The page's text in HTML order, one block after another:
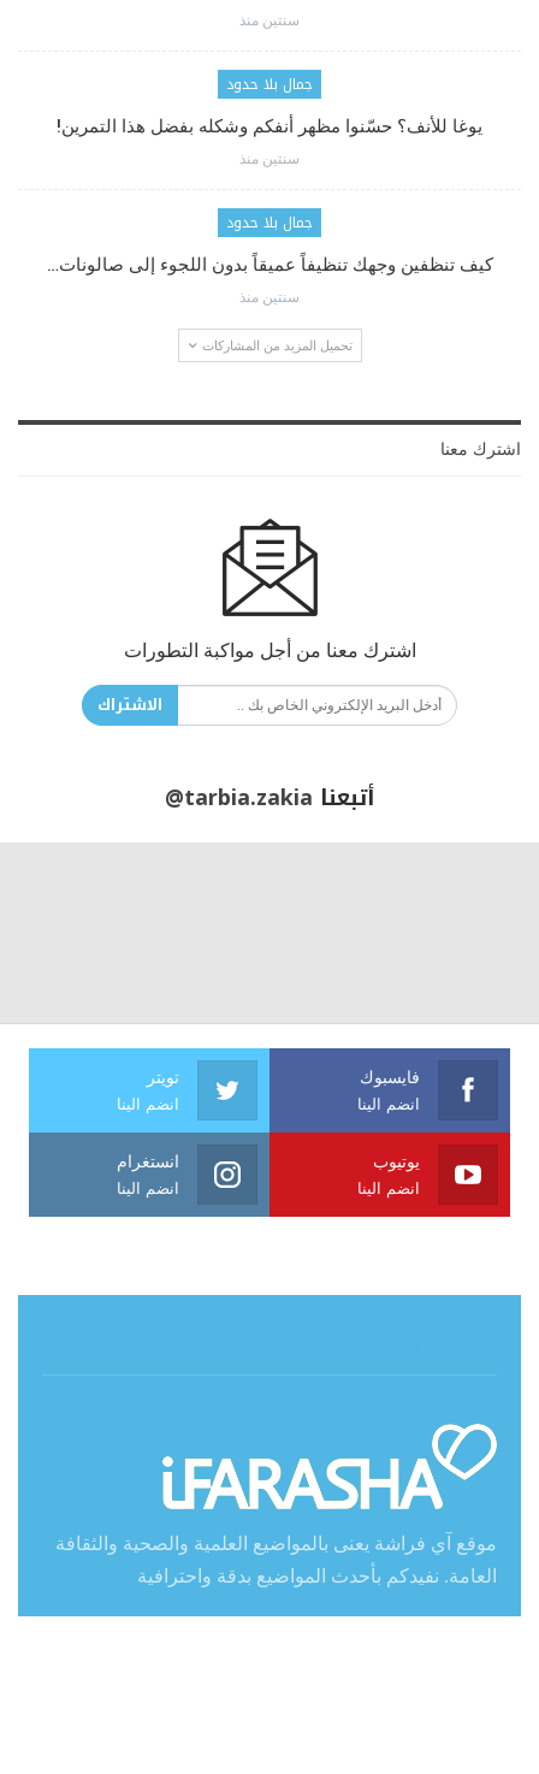
سنتين منذ
جمال بلا حدود
يوغا للأنف؟ حسّنوا مظهر أنفكم وشكله بفضل هذا التمرين!
سنتين منذ
جمال بلا حدود
كيف تنظفين وجهك تنظيفاً عميقاً بدون اللجوء إلى صالونات…
سنتين منذ
تحميل المزيد من المشاركات
اشترك معنا
اشترك معنا من أجل مواكبة التطورات
الاشتراك
أتبعنا @tarbia.zakia
فايسبوك
انضم الينا
تويتر
انضم الينا
يوتيوب
انضم الينا
انستغرام
انضم الينا
موقع آي فراشة يعنى بالمواضيع العلمية والصحية والثقافة
العامة. نفيدكم بأحدث المواضيع بدقة واحترافية